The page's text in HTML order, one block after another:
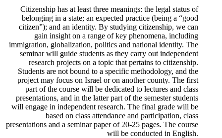
Citizenship has at least three meanings: the legal status of
belonging in a state; an expected practice (being a “good
citizen”); and an identity. By studying citizenship, we can
gain insight on a range of key phenomena, including
immigration, globalization, politics and national identity. The
seminar will guide students as they carry out independent
research projects on a topic that pertains to citizenship.
Students are not bound to a specific methodology, and the
project may focus on Israel or on another county. The first
part of the course will be dedicated to lectures and class
presentations, and in the latter part of the semester students
will engage in independent research. The final grade will be
based on class attendance and participation, class
presentations and a seminar paper of 20-25 pages. The course
will be conducted in English.